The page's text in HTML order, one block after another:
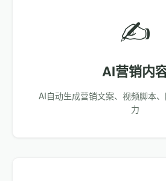
✍️
AI营销内
AI自动生成营销文案、视频脚本
力